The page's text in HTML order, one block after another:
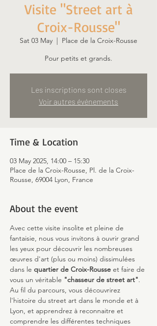
Visite "Street art à
Croix-Rousse"
Sat 03 May
  |
Place de la Croix-Rousse
Pour petits et grands.
Les inscriptions sont closes
Voir autres événements
Time & Location
03 May 2025, 14:00 – 15:30
Place de la Croix-Rousse, Pl. de la Croix-
Rousse, 69004 Lyon, France
About the event
Avec cette visite insolite et pleine de
fantaisie, nous vous invitons à ouvrir grand
les yeux pour découvrir les nombreuses
œuvres d'art (plus ou moins) dissimulées
dans le quartier de Croix-Rousse et faire de
vous un véritable "chasseur de street art".
Au fil du parcours, vous découvrirez
l'histoire du street art dans le monde et à
Lyon, et apprendrez à reconnaitre et
comprendre les différentes techniques